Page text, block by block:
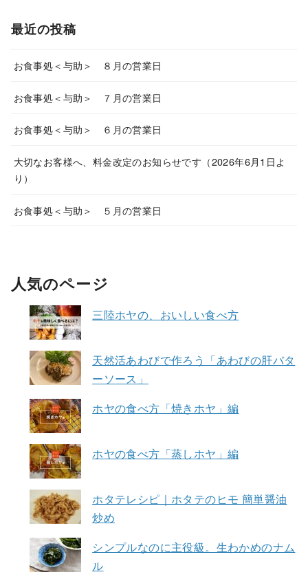
最近の投稿
お食事処＜与助＞ ８月の営業日
お食事処＜与助＞ ７月の営業日
お食事処＜与助＞ ６月の営業日
大切なお客様へ、料金改定のお知らせです（2026年6月1日よ
り）
お食事処＜与助＞ ５月の営業日
人気のページ
三陸ホヤの、おいしい食べ方
天然活あわびで作ろう「あわびの肝バタ
ーソース」
ホヤの食べ方「焼きホヤ」編
ホヤの食べ方「蒸しホヤ」編
ホタテレシピ｜ホタテのヒモ 簡単醤油
炒め
シンプルなのに主役級。生わかめのナム
ル